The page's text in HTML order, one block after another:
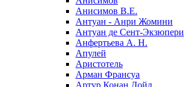
Анисимов В.Е.
Антуан - Анри Жомини
Антуан де Сент-Экзюпери
Анфертьева А. Н.
Апулей
Аристотель
Арман Франсуа
Артур Конан Дойл